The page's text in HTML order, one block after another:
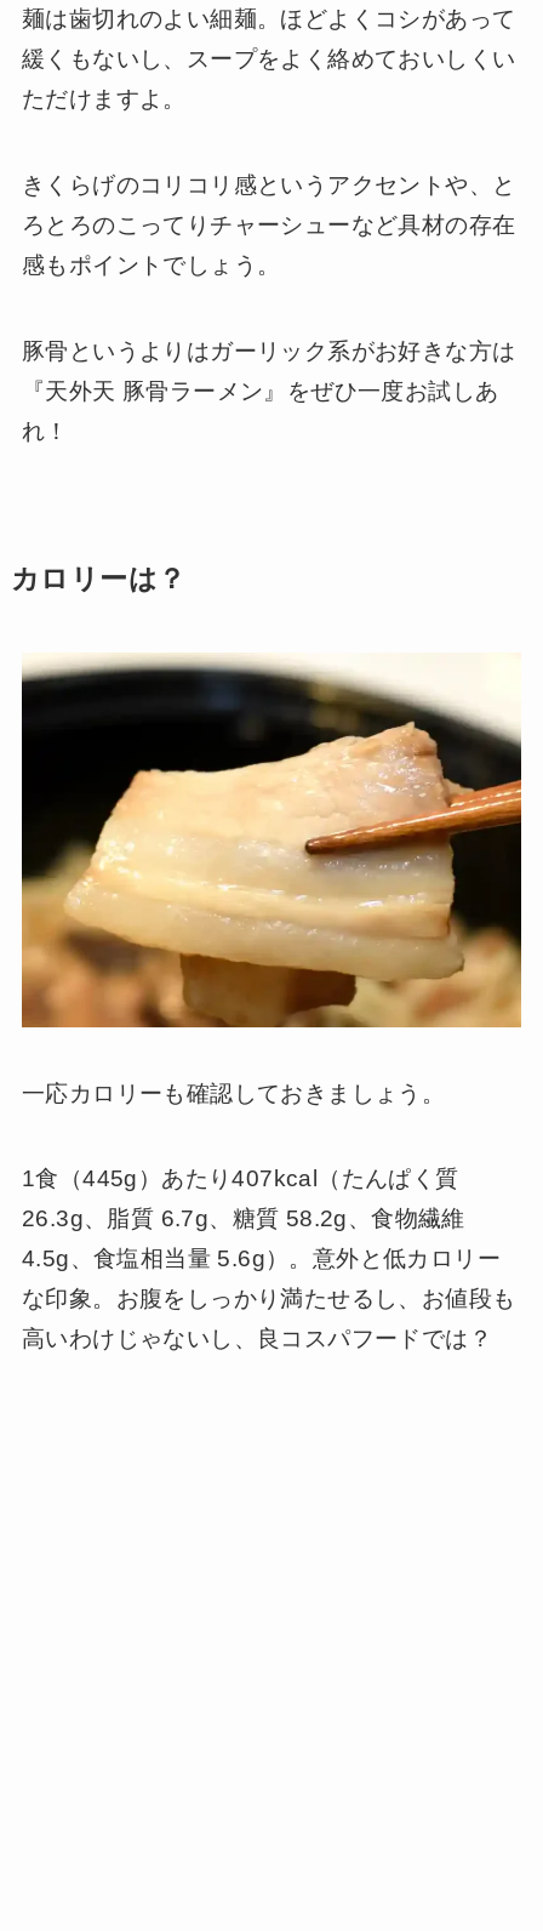
麺は歯切れのよい細麺。ほどよくコシがあって
緩くもないし、スープをよく絡めておいしくい
ただけますよ。
きくらげのコリコリ感というアクセントや、と
ろとろのこってりチャーシューなど具材の存在
感もポイントでしょう。
豚骨というよりはガーリック系がお好きな方は
『天外天 豚骨ラーメン』をぜひ一度お試しあ
れ！
カロリーは？
一応カロリーも確認しておきましょう。
1食（445g）あたり407kcal（たんぱく質
26.3g、脂質 6.7g、糖質 58.2g、食物繊維
4.5g、食塩相当量 5.6g）。意外と低カロリー
な印象。お腹をしっかり満たせるし、お値段も
高いわけじゃないし、良コスパフードでは？